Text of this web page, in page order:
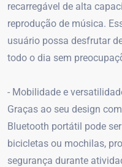
recarregável de alta
reprodução de música.
usuário possa desfrutar
todo o dia sem
- Mobilidade e
Graças ao seu design
Bluetooth portátil pode
bicicletas ou mochilas,
segurança durante